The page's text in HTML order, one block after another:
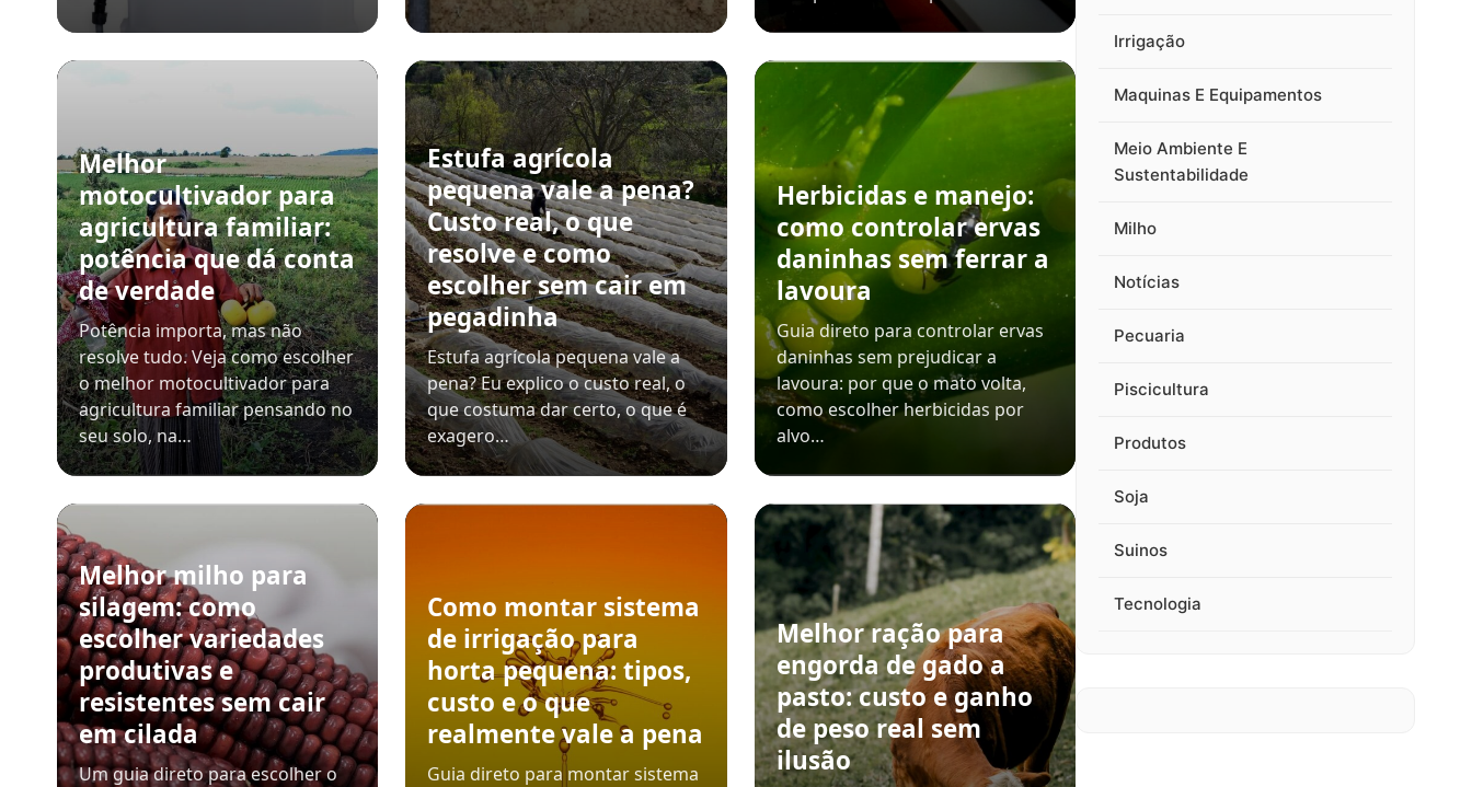
Melhor
motocultivador para
agricultura familiar:
potência que dá conta
de verdade
Potência importa, mas não
resolve tudo. Veja como escolher
o melhor motocultivador para
agricultura familiar pensando no
seu solo, na…
Estufa agrícola
pequena vale a pena?
Custo real, o que
resolve e como
escolher sem cair em
pegadinha
Estufa agrícola pequena vale a
pena? Eu explico o custo real, o
que costuma dar certo, o que é
exagero…
Herbicidas e manejo:
como controlar ervas
daninhas sem ferrar a
lavoura
Guia direto para controlar ervas
daninhas sem prejudicar a
lavoura: por que o mato volta,
como escolher herbicidas por
alvo…
Melhor milho para
silagem: como
escolher variedades
produtivas e
resistentes sem cair
em cilada
Um guia direto para escolher o
Como montar sistema
de irrigação para
horta pequena: tipos,
custo e o que
realmente vale a pena
Guia direto para montar sistema
Melhor ração para
engorda de gado a
pasto: custo e ganho
de peso real sem
ilusão
Irrigação
Maquinas E Equipamentos
Meio Ambiente E
Sustentabilidade
Milho
Notícias
Pecuaria
Piscicultura
Produtos
Soja
Suinos
Tecnologia